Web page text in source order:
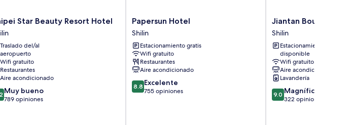
Star Beauty Resort Hotel
Traslado del/al
aeropuerto
Wifi gratuito
Restaurantes
Aire acondicionado
Muy bueno
789 opiniones
Papersun
Hotel
Shilin
Papersun Hotel
Shilin
Estacionamiento gratis
Wifi gratuito
Restaurantes
Aire acondicionado
8.8
de
8.8 Excelente
755 opiniones
Jiantan
Boutech
Hotel
Shilin
Jiantan Boutech
Shilin
Estacionamiento
disponible
Wifi gratuito
Aire acondicionado
Lavandería
9.0
de
9.0 Magnífico
322 opiniones